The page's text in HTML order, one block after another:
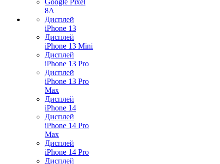
Google Pixel
8A
Дисплей
iPhone 13
Дисплей
iPhone 13 Mini
Дисплей
iPhone 13 Pro
Дисплей
iPhone 13 Pro
Max
Дисплей
iPhone 14
Дисплей
iPhone 14 Pro
Max
Дисплей
iPhone 14 Pro
Дисплей